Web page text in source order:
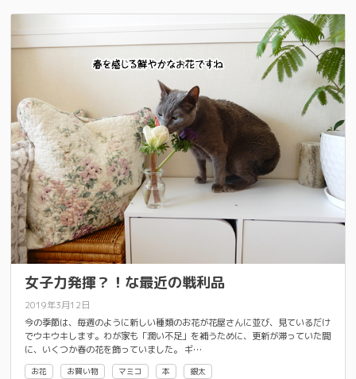
女子力発揮？！な最近の戦利品
2019年3月12日
今の季節は、毎週のように新しい種類のお花が花屋さんに並び、見ているだけ
でウキウキします。わが家も「潤い不足」を補うために、更新が滞っていた間
に、いくつか春の花を飾っていました。 ギ…
お花 お買い物 マミコ 本 銀太